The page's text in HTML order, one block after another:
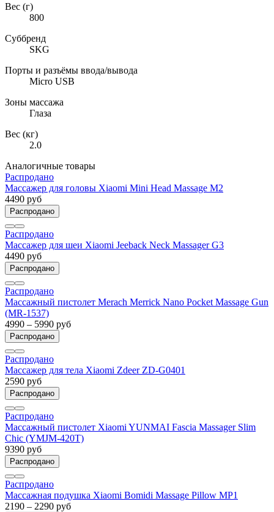
Вес (г)
800
Суббренд
SKG
Порты и разъёмы ввода/вывода
Micro USB
Зоны массажа
Глаза
Вес (кг)
2.0
Аналогичные товары
Распродано
Массажер для головы Xiaomi Mini Head Massage M2
4490 руб
Распродано
Распродано
Массажер для шеи Xiaomi Jeeback Neck Massager G3
4490 руб
Распродано
Распродано
Массажный пистолет Merach Merrick Nano Pocket Massage Gun
(MR-1537)
4990 – 5990 руб
Распродано
Распродано
Массажер для тела Xiaomi Zdeer ZD-G0401
2590 руб
Распродано
Распродано
Массажный пистолет Xiaomi YUNMAI Fascia Massager Slim
Chic (YMJM-420T)
9390 руб
Распродано
Распродано
Массажная подушка Xiaomi Bomidi Massage Pillow MP1
2190 – 2290 руб